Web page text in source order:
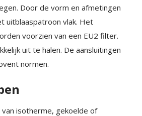
Door de vorm en afmetingen
uitblaaspatroon vlak. Het
voorzien van een EU2 filter.
uit te halen. De aansluitingen
normen.
isotherme, gekoelde of